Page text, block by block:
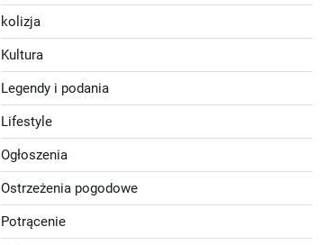
kolizja
Kultura
Legendy i podania
Lifestyle
Ogłoszenia
Ostrzeżenia pogodowe
Potrącenie